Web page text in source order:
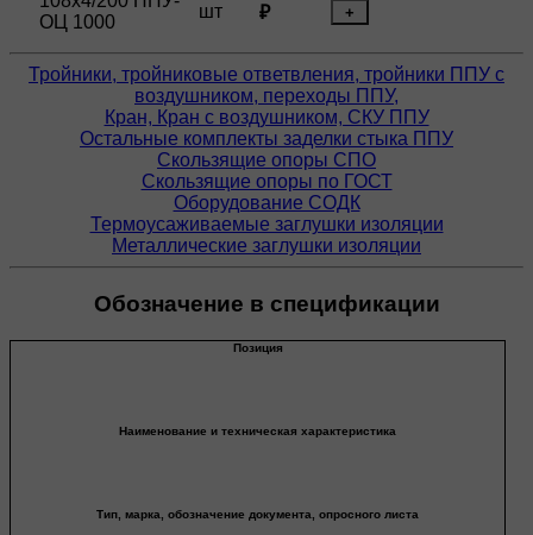
ОЦ 1000
шт
₽
+
Тройники, тройниковые ответвления, тройники ППУ с
воздушником, переходы ППУ,
Кран, Кран с воздушником, СКУ ППУ
Остальные комплекты заделки стыка ППУ
Скользящие опоры СПО
Скользящие опоры по ГОСТ
Оборудование СОДК
Термоусаживаемые заглушки изоляции
Металлические заглушки изоляции
Обозначение в спецификации
Позиция
Наименование и техническая характеристика
Тип, марка, обозначение документа, опросного листа